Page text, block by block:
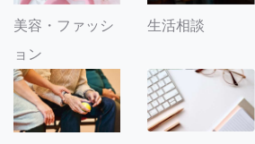
美容・ファッシ
ョン
生活相談